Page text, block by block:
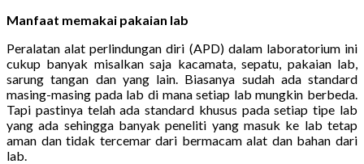
Manfaat memakai pakaian lab
Peralatan alat perlindungan diri (APD) dalam laboratorium ini
cukup banyak misalkan saja kacamata, sepatu, pakaian lab,
sarung tangan dan yang lain. Biasanya sudah ada standard
masing-masing pada lab di mana setiap lab mungkin berbeda.
Tapi pastinya telah ada standard khusus pada setiap tipe lab
yang ada sehingga banyak peneliti yang masuk ke lab tetap
aman dan tidak tercemar dari bermacam alat dan bahan dari
lab.